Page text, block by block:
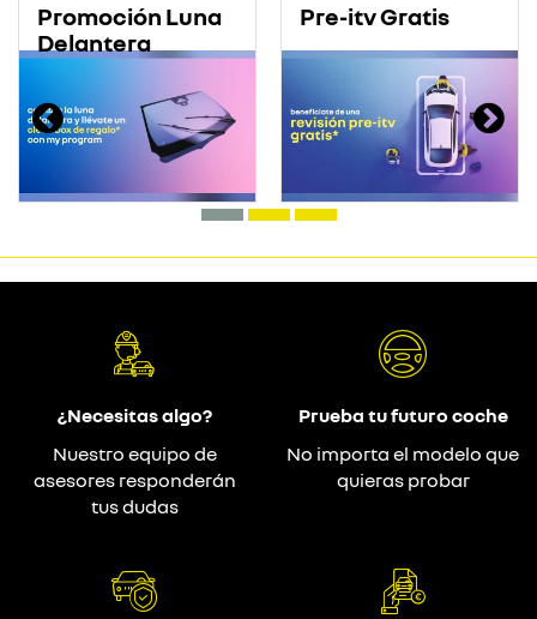
Promoción Luna
Delantera
Pre-itv Gratis
¿Necesitas algo?
Nuestro equipo de
asesores responderán
tus dudas
Prueba tu futuro coche
No importa el modelo que
quieras probar